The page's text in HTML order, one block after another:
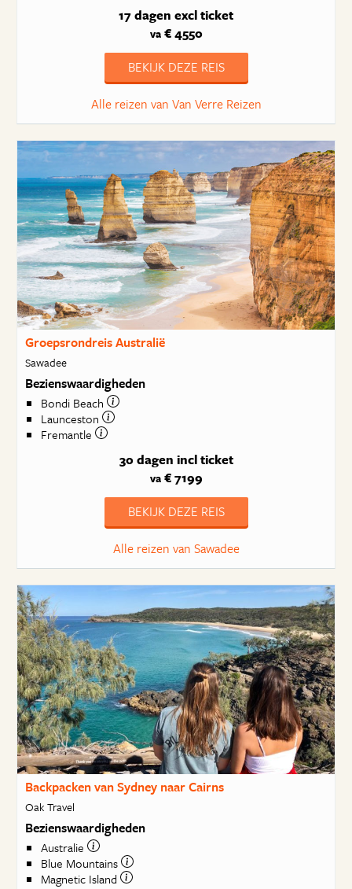
17 dagen excl ticket
va€ 4550
BEKIJK DEZE REIS
Alle reizen van Van Verre Reizen
Groepsrondreis Australië
Sawadee
Bezienswaardigheden
Bondi Beach
Launceston
Fremantle
30 dagen incl ticket
va€ 7199
BEKIJK DEZE REIS
Alle reizen van Sawadee
Backpacken van Sydney naar Cairns
Oak Travel
Bezienswaardigheden
Australie
Blue Mountains
Magnetic Island